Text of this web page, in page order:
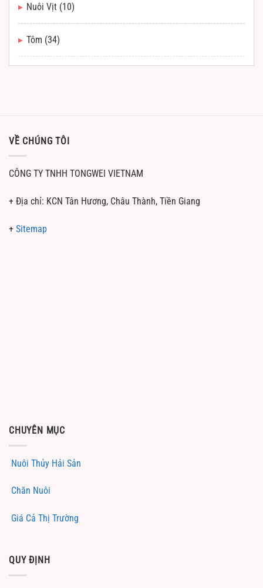
Nuôi Vịt (10)
Tôm (34)
VỀ CHÚNG TÔI
CÔNG TY TNHH TONGWEI VIETNAM
+ Địa chỉ: KCN Tân Hương, Châu Thành, Tiền Giang
+ Sitemap
CHUYÊN MỤC
Nuôi Thủy Hải Sản
Chăn Nuôi
Giá Cả Thị Trường
QUY ĐỊNH